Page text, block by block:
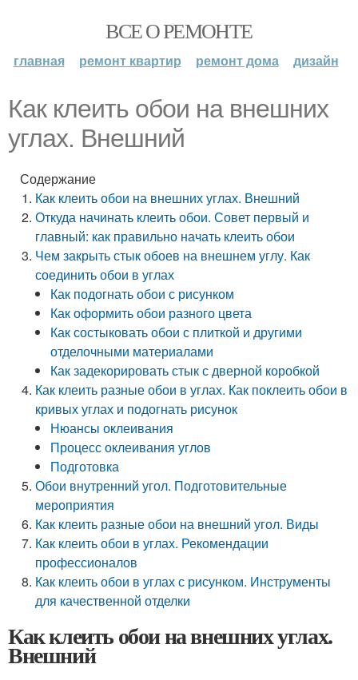
ВСЕ О РЕМОНТЕ
главная ремонт квартир ремонт дома дизайн
Как клеить обои на внешних
углах. Внешний
Содержание
Как клеить обои на внешних углах. Внешний
Откуда начинать клеить обои. Совет первый и
главный: как правильно начать клеить обои
Чем закрыть стык обоев на внешнем углу. Как
соединить обои в углах
Как подогнать обои с рисунком
Как оформить обои разного цвета
Как состыковать обои с плиткой и другими
отделочными материалами
Как задекорировать стык с дверной коробкой
Как клеить разные обои в углах. Как поклеить обои в
кривых углах и подогнать рисунок
Нюансы оклеивания
Процесс оклеивания углов
Подготовка
Обои внутренний угол. Подготовительные
мероприятия
Как клеить разные обои на внешний угол. Виды
Как клеить обои в углах. Рекомендации
профессионалов
Как клеить обои в углах с рисунком. Инструменты
для качественной отделки
Как клеить обои на внешних углах.
Внешний